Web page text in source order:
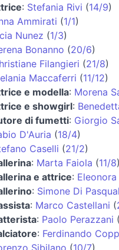
: Stefania Rivi (14/9)
Ammirati (1/1)
Nunez (1/3)
Bonanno (20/6)
Filangieri (21/8)
Maccaferri (11/12)
e modella: Morena
e showgirl:
di fumetti: Giorgio
D'Auria (18/4)
Caselli (21/2)
: Marta Faiola (11/8)
e attrice:
: Simone Di
: Marco Castellani (
: Paolo Perazzani (
: Ferdinando
Sibilano (10/7)